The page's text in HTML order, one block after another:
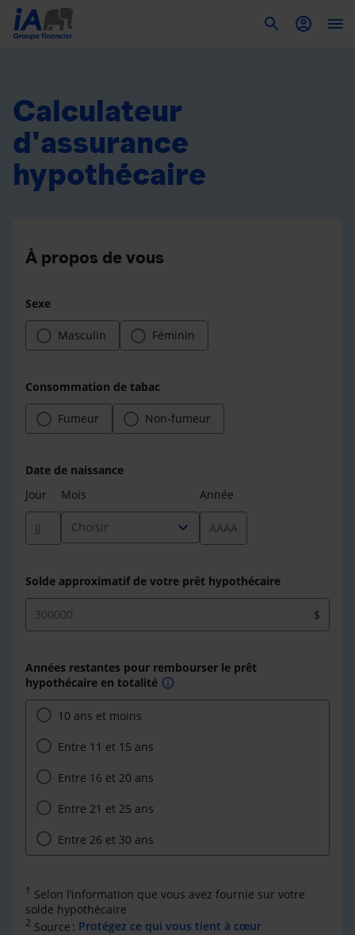
Calculateur
d'assurance
hypothécaire
À propos de vous
Sexe
Masculin Féminin
Consommation de tabac
Fumeur Non-fumeur
Date de naissance
Jour
Mois
Choisir expand_more
Année
Solde approximatif de votre prêt hypothécaire
$
Années restantes pour rembourser le prêt
hypothécaire en totalité info
10 ans et moins
Entre 11 et 15 ans
Entre 16 et 20 ans
Entre 21 et 25 ans
Entre 26 et 30 ans
1 Selon l’information que vous avez fournie sur votre
solde hypothécaire
2 Source : Protégez ce qui vous tient à cœur